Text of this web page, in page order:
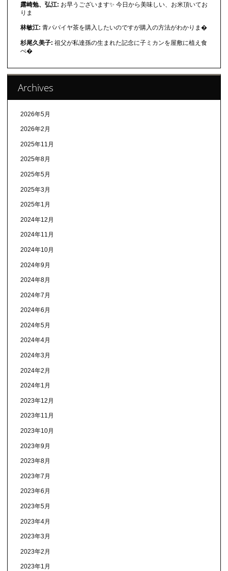
露崎勉、弘江: お早うございます✨ 今日から美味しい、お米頂いてお
りま
林敏江: 青パパイヤ茶を購入したいのですが購入の方法がわかりま�
杉尾久美子: 祖父が私達孫の生まれた記念に子ミカンを屋敷に植え食
べ�
Archives
2026年5月
2026年2月
2025年11月
2025年8月
2025年5月
2025年3月
2025年1月
2024年12月
2024年11月
2024年10月
2024年9月
2024年8月
2024年7月
2024年6月
2024年5月
2024年4月
2024年3月
2024年2月
2024年1月
2023年12月
2023年11月
2023年10月
2023年9月
2023年8月
2023年7月
2023年6月
2023年5月
2023年4月
2023年3月
2023年2月
2023年1月